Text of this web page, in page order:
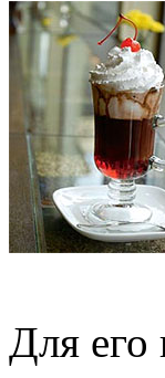
Для его